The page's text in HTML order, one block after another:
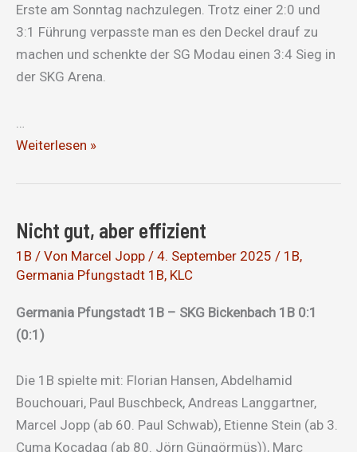
Erste am Sonntag nachzulegen. Trotz einer 2:0 und
3:1 Führung verpasste man es den Deckel drauf zu
machen und schenkte der SG Modau einen 3:4 Sieg in
der SKG Arena.
Verschenkte
Weiterlesen »
Nicht gut, aber effizient
1B / Von Marcel Jopp / 4. September 2025 / 1B,
Germania Pfungstadt 1B, KLC
Germania Pfungstadt 1B – SKG Bickenbach 1B 0:1
(0:1)
Die 1B spielte mit: Florian Hansen, Abdelhamid
Bouchouari, Paul Buschbeck, Andreas Langgartner,
Marcel Jopp (ab 60. Paul Schwab), Etienne Stein (ab 3.
Cuma Kocadag (ab 80. Jörn Güngörmüs)), Marc